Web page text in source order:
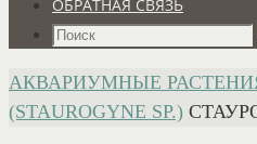
ОБРАТНАЯ СВЯЗЬ
Что
ГЛАВНАЯ
АКВАРИУМНЫЕ
(STAUROGYNE SP.)